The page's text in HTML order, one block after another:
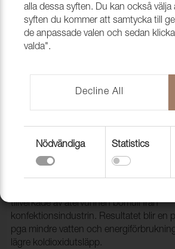
Tyg Energy 4019 Antracite
1007020
tillverkade av återvunnen bomull från
konfektionsindustrin. Resultatet blir en
pga mindre vatten och
lägre koldioxidutsläpp.
alla dessa syften. Du kan också välja
syften du kommer att samtycka till
de anpassade valen och sedan
valda".
Decline All
Nödvändiga Statistics